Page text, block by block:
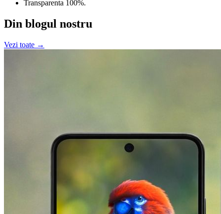
Transparenta 100%.
Din blogul nostru
Vezi toate →